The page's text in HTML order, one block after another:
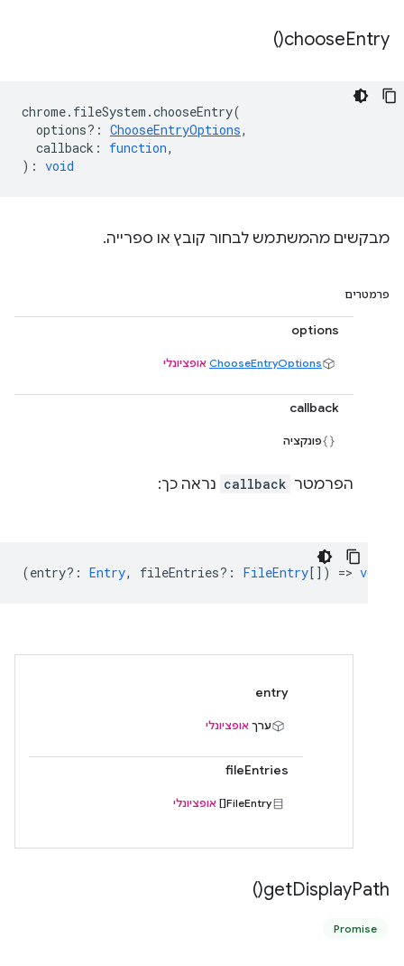
chooseEntry(
)
chrome. fileSystem .chooseEntry(
options? : ChooseEntryOptions,
callback : function,
) : void
מבקשים מהמשתמש לבחור קובץ או ספרייה.
פרמטרים
options
ChooseEntryOptions אופציונלי
callback
פונקציה
הפרמטר callback נראה כך:
(entry? : Entry, fileEntries? : FileEntry[]) => void
entry
ערך אופציונלי
fileEntries
‫FileEntry[] אופציונלי
getDisplayPath(
)
Promise